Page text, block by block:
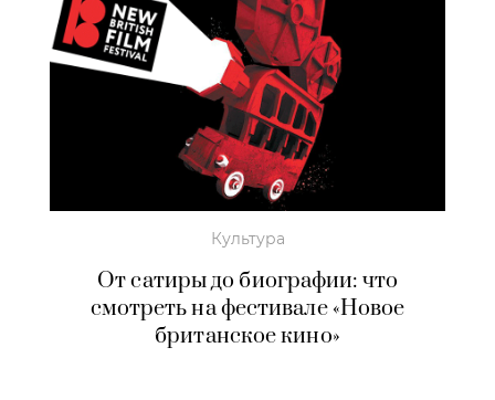
Культура
От сатиры до биографии: что
смотреть на фестивале «Новое
британское кино»